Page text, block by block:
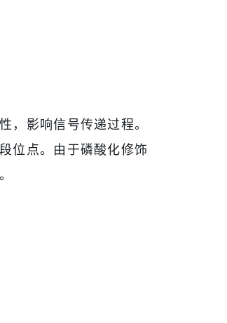
，影响信号传递过程。
位点。由于磷酸化修饰